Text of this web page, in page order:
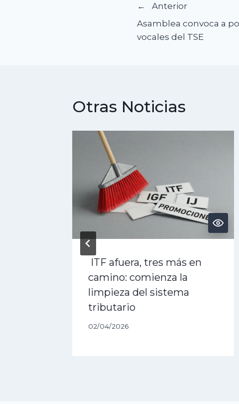
Navegación
de
Anterior
Asamblea convoca a
vocales del TSE
Otras Noticias
ITF afuera, tres más en
camino: comienza la
limpieza del sistema
tributario
02/04/2026